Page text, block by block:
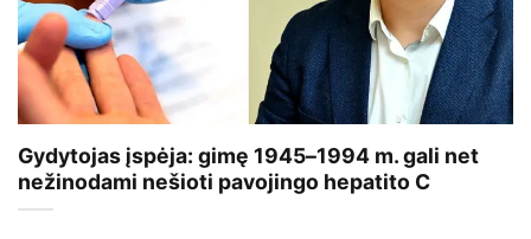
Gydytojas įspėja: gimę 1945–1994 m. gali net
nežinodami nešioti pavojingo hepatito C